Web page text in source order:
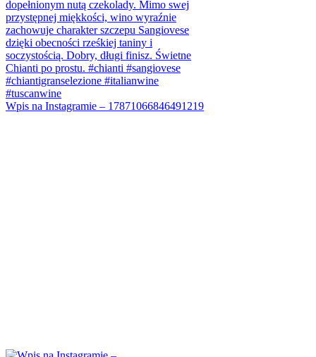
Wpis na Instagramie – 17871066846491219